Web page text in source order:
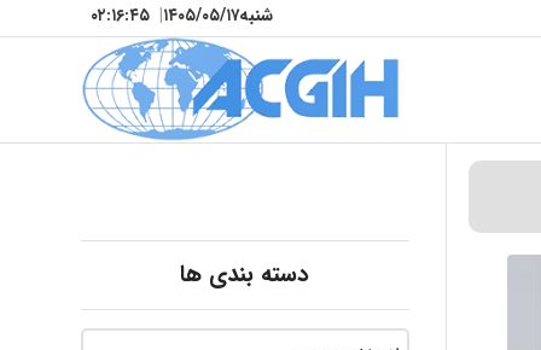
شنبه۱۴۰۵/۰۵/۱۷| ۰۲:۱۶:۴۶
دسته بندی ها